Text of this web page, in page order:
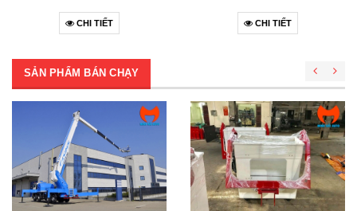
CHI TIẾT CHI TIẾT
SẢN PHẨM BÁN CHẠY